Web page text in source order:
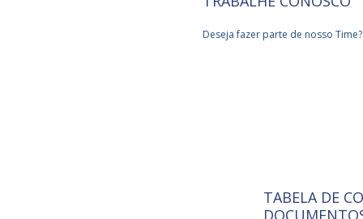
Deseja fazer parte de nosso
ISO 9001:
A
TABELA DE